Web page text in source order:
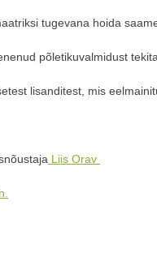
tugevana hoida
põletikuvalmidust
lisanditest, mis
Liis Orav